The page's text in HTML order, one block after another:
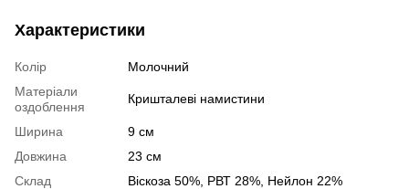
Характеристики
Колір
Молочний
Матеріали
оздоблення
Кришталеві намистини
Ширина
9 см
Довжина
23 см
Склад
Віскоза 50%, РВТ 28%, Нейлон 22%